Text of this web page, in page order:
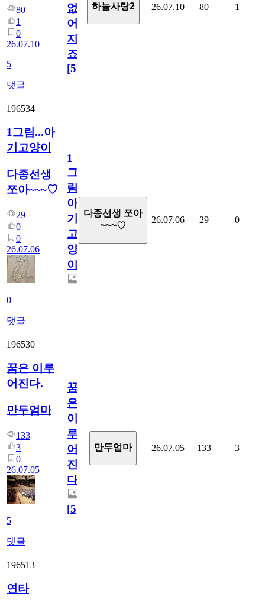
80
1
0
26.07.10
5
댓글
없
어
지
죠.?
[5]
하늘사랑2 26.07.10 80 1
196534
1그림...아
기고양이
다종선생
쪼아~~~♡
29
0
0
26.07.06
0
댓글
1
그
림...
아
기
고
양
이
다종선생 쪼아
~~~♡
26.07.06 29 0
196530
꿈은 이루
어진다.
만두엄마
133
3
0
26.07.05
5
댓글
꿈
은
이
루
어
진
다.
[5]
만두엄마 26.07.05 133 3
196513
연타